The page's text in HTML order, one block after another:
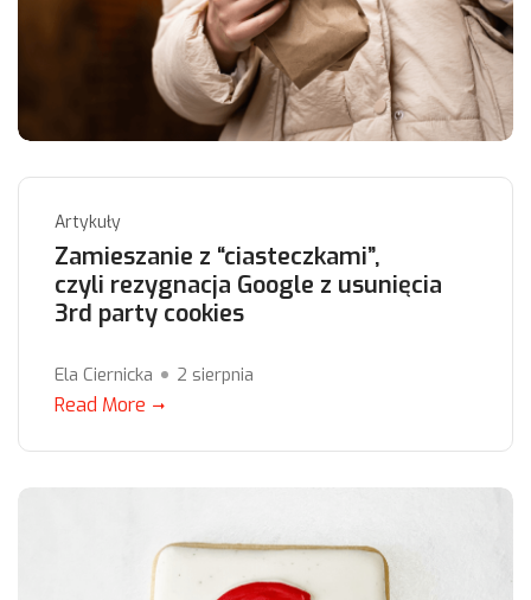
Artykuły
Zamieszanie z “ciasteczkami”,
czyli rezygnacja Google z usunięcia
3rd party cookies
Ela Ciernicka 2 sierpnia
Read More